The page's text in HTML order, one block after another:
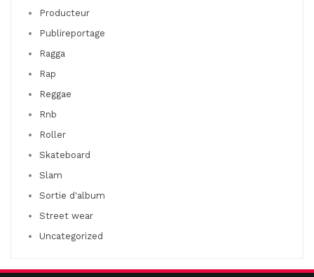
Producteur
Publireportage
Ragga
Rap
Reggae
Rnb
Roller
Skateboard
Slam
Sortie d'album
Street wear
Uncategorized